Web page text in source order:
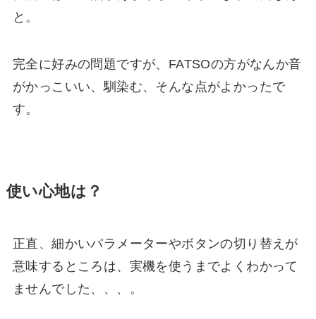
と。
完全に好みの問題ですが、FATSOの方がなんか音
がかっこいい、馴染む、そんな点がよかったで
す。
使い心地は？
正直、細かいパラメーターやボタンの切り替えが
意味するところは、実機を使うまでよくわかって
ませんでした、、、。